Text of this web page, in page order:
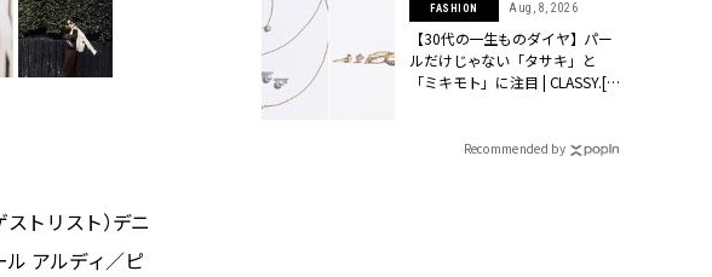
トリスト）デニ
ル アルディ／ピ
WEDDING
20万円台〜【カルティエ人気リ
ング４選】ラブ、トリニティetc.
を『マリッジ』に選ぶ人増えて
FASHION Aug, 8, 2026
【30代の一生ものダイヤ】パー
ルだけじゃない「タサキ」と
「ミキモト」に注目 | CLASSY.[ク
Recommended by